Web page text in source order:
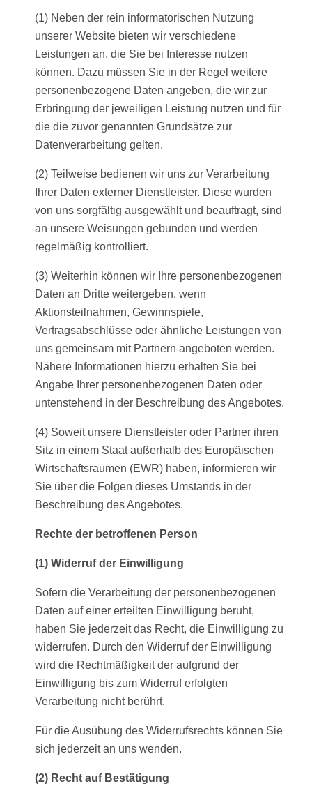
(1) Neben der rein informatorischen Nutzung
unserer Website bieten wir verschiedene
Leistungen an, die Sie bei Interesse nutzen
können. Dazu müssen Sie in der Regel weitere
personenbezogene Daten angeben, die wir zur
Erbringung der jeweiligen Leistung nutzen und für
die die zuvor genannten Grundsätze zur
Datenverarbeitung gelten.
(2) Teilweise bedienen wir uns zur Verarbeitung
Ihrer Daten externer Dienstleister. Diese wurden
von uns sorgfältig ausgewählt und beauftragt, sind
an unsere Weisungen gebunden und werden
regelmäßig kontrolliert.
(3) Weiterhin können wir Ihre personenbezogenen
Daten an Dritte weitergeben, wenn
Aktionsteilnahmen, Gewinnspiele,
Vertragsabschlüsse oder ähnliche Leistungen von
uns gemeinsam mit Partnern angeboten werden.
Nähere Informationen hierzu erhalten Sie bei
Angabe Ihrer personenbezogenen Daten oder
untenstehend in der Beschreibung des Angebotes.
(4) Soweit unsere Dienstleister oder Partner ihren
Sitz in einem Staat außerhalb des Europäischen
Wirtschaftsraumen (EWR) haben, informieren wir
Sie über die Folgen dieses Umstands in der
Beschreibung des Angebotes.
Rechte der betroffenen Person
(1) Widerruf der Einwilligung
Sofern die Verarbeitung der personenbezogenen
Daten auf einer erteilten Einwilligung beruht,
haben Sie jederzeit das Recht, die Einwilligung zu
widerrufen. Durch den Widerruf der Einwilligung
wird die Rechtmäßigkeit der aufgrund der
Einwilligung bis zum Widerruf erfolgten
Verarbeitung nicht berührt.
Für die Ausübung des Widerrufsrechts können Sie
sich jederzeit an uns wenden.
(2) Recht auf Bestätigung